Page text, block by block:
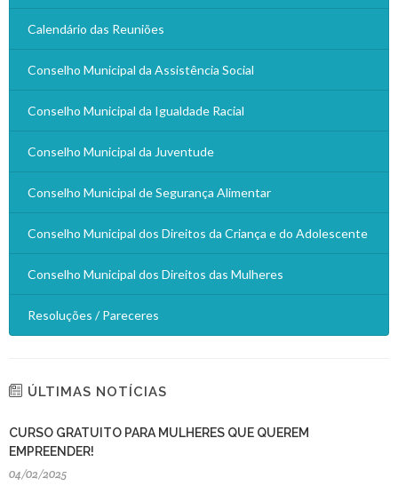
Calendário das Reuniões
Conselho Municipal da Assistência Social
Conselho Municipal da Igualdade Racial
Conselho Municipal da Juventude
Conselho Municipal de Segurança Alimentar
Conselho Municipal dos Direitos da Criança e do Adolescente
Conselho Municipal dos Direitos das Mulheres
Resoluções / Pareceres
ÚLTIMAS NOTÍCIAS
CURSO GRATUITO PARA MULHERES QUE QUEREM
EMPREENDER!
04/02/2025